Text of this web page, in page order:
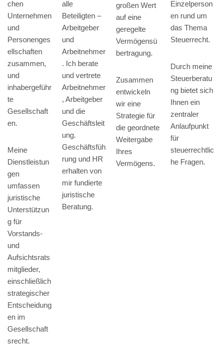
chen
Unternehmen
und
Personenges
ellschaften
zusammen,
und
inhabergeführ
te
Gesellschaft
en.
Meine
Dienstleistun
gen
umfassen
juristische
Unterstützun
g für
Vorstands-
und
Aufsichtsrats
mitglieder,
einschließlich
strategischer
Entscheidung
en im
Gesellschaft
srecht.
alle
Beteiligten –
Arbeitgeber
und
Arbeitnehmer
. Ich berate
und vertrete
Arbeitnehmer
, Arbeitgeber
und die
Geschäftsleit
ung.
Geschäftsfüh
rung und HR
erhalten von
mir fundierte
juristische
Beratung.
großen Wert
auf eine
geregelte
Vermögensü
bertragung.
Zusammen
entwickeln
wir eine
Strategie für
die geordnete
Weitergabe
Ihres
Vermögens.
Einzelperson
en rund um
das Thema
Steuerrecht.
Durch meine
Steuerberatu
ng bietet sich
Ihnen ein
zentraler
Anlaufpunkt
für
steuerrechtlic
he Fragen.